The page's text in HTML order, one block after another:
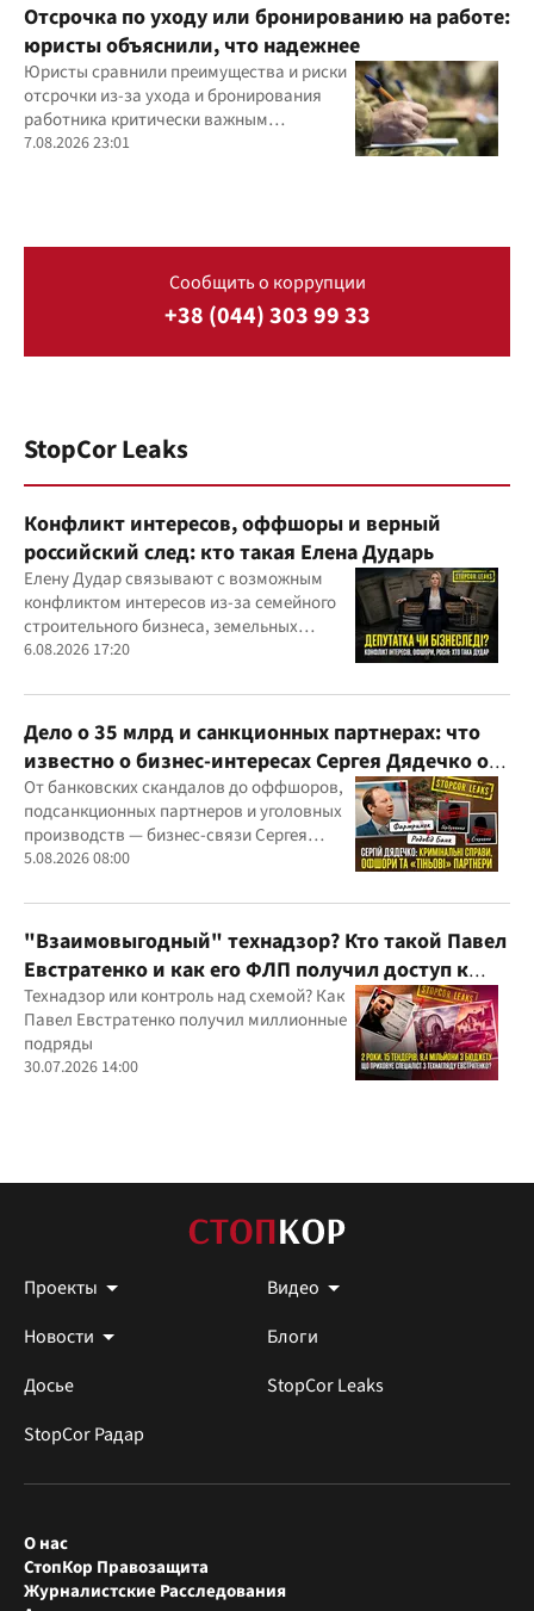
Отсрочка по уходу или бронированию на работе:
юристы объяснили, что надежнее
Юристы сравнили преимущества и риски
отсрочки из-за ухода и бронирования
работника критически важным
предприятием
7.08.2026 23:01
Сообщить о коррупции
+38 (044) 303 99 33
StopCor Leaks
Конфликт интересов, оффшоры и верный
российский след: кто такая Елена Дударь
Елену Дудар связывают с возможным
конфликтом интересов из-за семейного
строительного бизнеса, земельных
скандалов, судебных дел
6.08.2026 17:20
Дело о 35 млрд и санкционных партнерах: что
известно о бизнес-интересах Сергея Дядечко от
"Родовид Банка" до "ФАРМАСЕЛ"
От банковских скандалов до оффшоров,
подсанкционных партнеров и уголовных
производств — бизнес-связи Сергея
Дядечко до сих пор простираются через
юрисдикций
5.08.2026 08:00
"Взаимовыгодный" технадзор? Кто такой Павел
Евстратенко и как его ФЛП получил доступ к
бюджетным миллионам?
Технадзор или контроль над схемой? Как
Павел Евстратенко получил миллионные
подряды
30.07.2026 14:00
Проекты
Видео
Новости
Блоги
Досье
StopCor Leaks
StopCor Радар
О нас
СтопКор Правозащита
Журналистские Расследования